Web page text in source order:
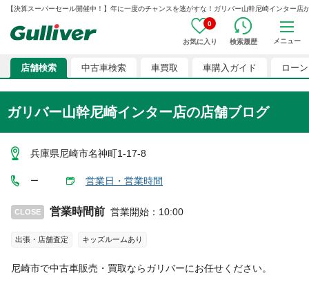
【決算スーパーセール開催中！】年に一度のチャンスを逃がすな！ガリバー山幹尼崎インター
0
お気に入り 検索履歴 メニュー
店舗検索 中古車検索 車買取 車購入ガイド ローン
ガリバー山幹尼崎インター店の店舗ブログ
兵庫県尼崎市名神町1-17-8
ー 営業日・営業時間
CLOSE 営業時間前 営業開始 ： 10:00
出張・店舗査定 キッズルームあり
尼崎市で中古車販売・買取ならガリバーにお任せください。